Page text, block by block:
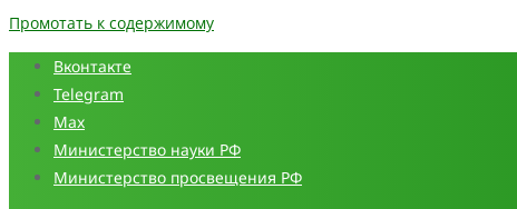
Промотать к содержимому
Вконтакте
Telegram
Max
Министерство науки РФ
Министерство просвещения РФ